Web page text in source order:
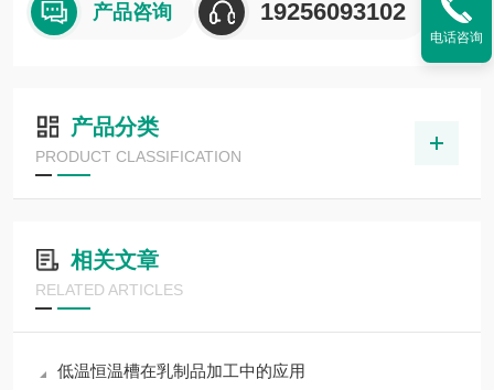
产品咨询 19256093102
产品分类
PRODUCT CLASSIFICATION
相关文章
RELATED ARTICLES
低温恒温槽在乳制品加工中的应用
电话咨询